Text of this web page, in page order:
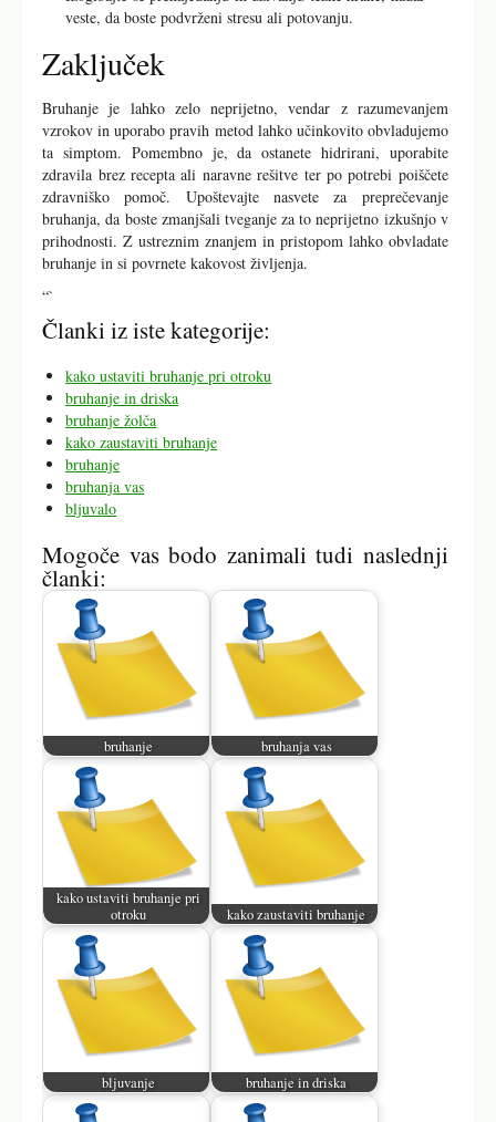
veste, da boste podvrženi stresu ali potovanju.
Zaključek
Bruhanje je lahko zelo neprijetno, vendar z razumevanjem
vzrokov in uporabo pravih metod lahko učinkovito obvladujemo
ta simptom. Pomembno je, da ostanete hidrirani, uporabite
zdravila brez recepta ali naravne rešitve ter po potrebi poiščete
zdravniško pomoč. Upoštevajte nasvete za preprečevanje
bruhanja, da boste zmanjšali tveganje za to neprijetno izkušnjo v
prihodnosti. Z ustreznim znanjem in pristopom lahko obvladate
bruhanje in si povrnete kakovost življenja.
“`
Članki iz iste kategorije:
kako ustaviti bruhanje pri otroku
bruhanje in driska
bruhanje žolča
kako zaustaviti bruhanje
bruhanje
bruhanja vas
bljuvalo
Mogoče vas bodo zanimali tudi naslednji
članki:
bruhanje bruhanja vas
kako ustaviti bruhanje pri
otroku
kako zaustaviti bruhanje
bljuvanje bruhanje in driska